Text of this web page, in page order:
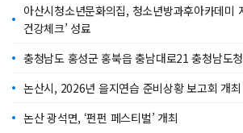
아산시청소년문화의집, 청소년방과후아카데미
건강체크’ 성료
충청남도 홍성군 홍북읍 충남대로21 충청남도
논산시, 2026년 을지연습 준비상황 보고회 개최
논산 광석면, ‘펀펀 페스티벌’ 개최